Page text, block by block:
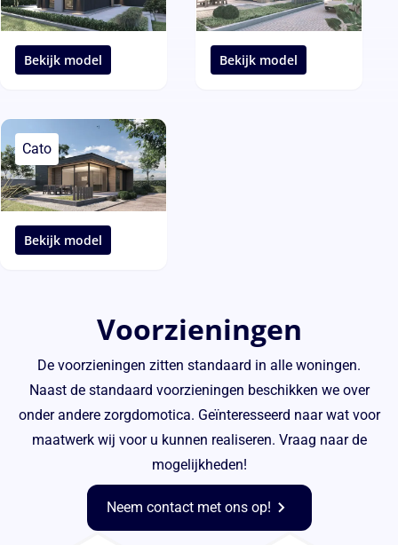
Bekijk model Bekijk model
Cato
Bekijk model
Voorzieningen
De voorzieningen zitten standaard in alle woningen.
Naast de standaard voorzieningen beschikken we over
onder andere zorgdomotica. Geïnteresseerd naar wat voor
maatwerk wij voor u kunnen realiseren. Vraag naar de
mogelijkheden!
Neem contact met ons op!